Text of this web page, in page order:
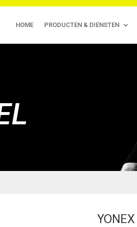
HOME PRODUCTEN & DIENSTEN